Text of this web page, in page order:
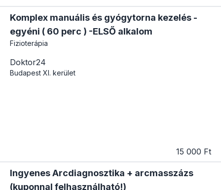
Komplex manuális és gyógytorna kezelés -
egyéni ( 60 perc ) -ELSŐ alkalom
Fizioterápia
Doktor24
Budapest XI. kerület
15 000 Ft
Ingyenes Arcdiagnosztika + arcmasszázs
(kuponnal felhasználható!)